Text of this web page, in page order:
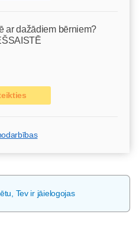
ar dažādiem bērniem?
Tev ir jāielogojas